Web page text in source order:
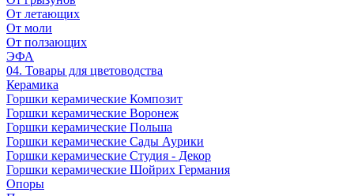
От летающих
От моли
От ползающих
ЭФА
04. Товары для цветоводства
Керамика
Горшки керамические Композит
Горшки керамические Воронеж
Горшки керамические Польша
Горшки керамические Сады Аурики
Горшки керамические Студия - Декор
Горшки керамические Шойрих Германия
Опоры